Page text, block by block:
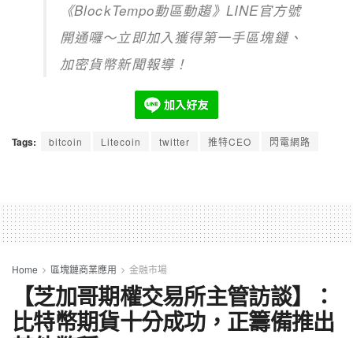
《BlockTempo動區動趨》LINE官方號
開通囉～立即加入獲得第一手區塊鏈、
加密貨幣新聞報導！
Tags: bitcoin Litecoin twitter 推特CEO 閃電網路
Home 區塊鏈商業應用 金融市場
【芝加哥期權交易所主管訪談】：
比特幣期貨十分成功，正籌備推出